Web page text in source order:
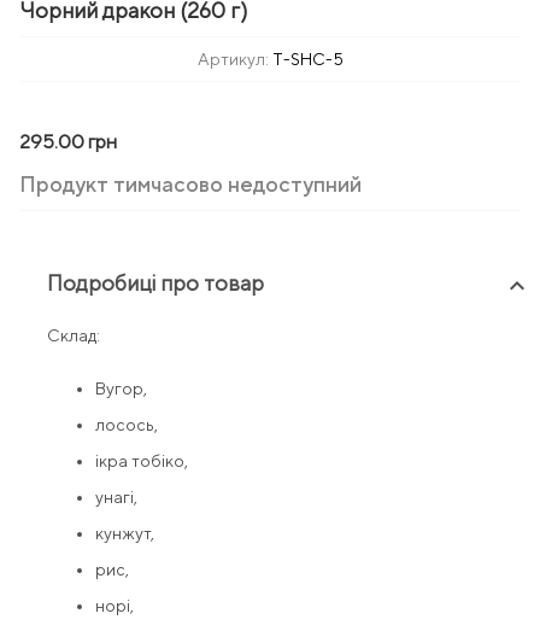
Чорний дракон (260 г)
Артикул: T-SHC-5
295.00 грн
Продукт тимчасово недоступний
Подробиці про товар keyboard_arrow_up
Склад:
Вугор,
лосось,
ікра тобіко,
унагі,
кунжут,
рис,
норі,